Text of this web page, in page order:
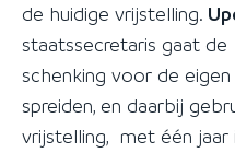
de huidige vrijstelling.
staatssecretaris gaat
schenking voor de
spreiden, en daarbij
vrijstelling, met één